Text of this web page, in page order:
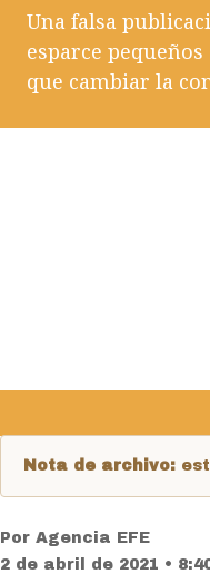
Una falsa
esparce
que cambiar la
Nota de archivo:
Por Agencia EFE
2 de abril de 2021 •